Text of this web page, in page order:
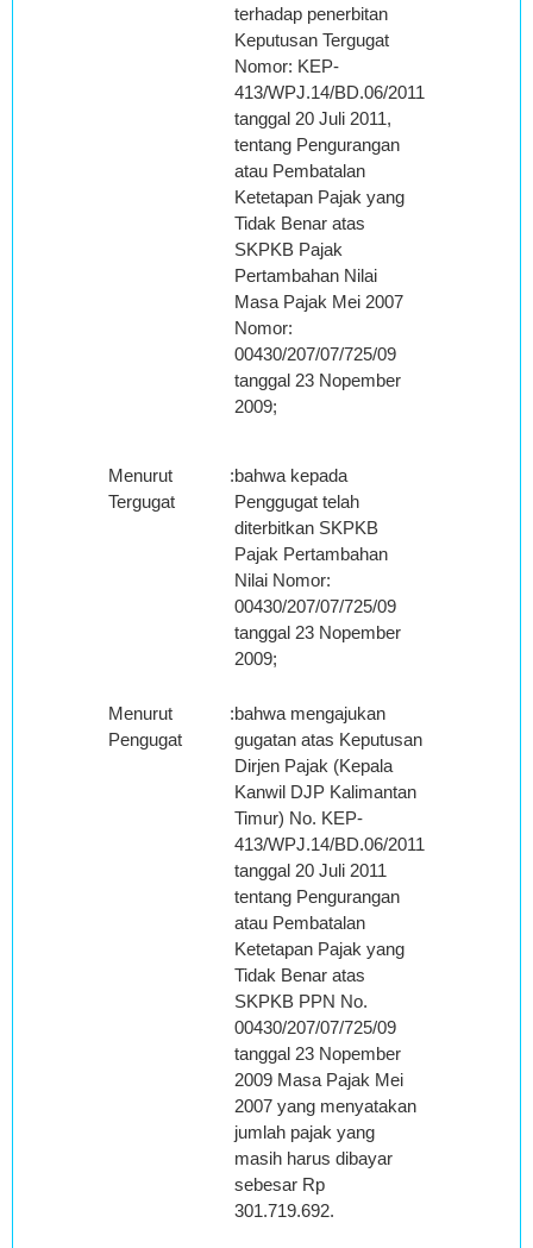
terhadap penerbitan
Keputusan Tergugat
Nomor: KEP-
413/WPJ.14/BD.06/2011
tanggal 20 Juli 2011,
tentang Pengurangan
atau Pembatalan
Ketetapan Pajak yang
Tidak Benar atas
SKPKB Pajak
Pertambahan Nilai
Masa Pajak Mei 2007
Nomor:
00430/207/07/725/09
tanggal 23 Nopember
2009;
Menurut
Tergugat
:bahwa kepada
Penggugat telah
diterbitkan SKPKB
Pajak Pertambahan
Nilai Nomor:
00430/207/07/725/09
tanggal 23 Nopember
2009;
Menurut
Pengugat
:bahwa mengajukan
gugatan atas Keputusan
Dirjen Pajak (Kepala
Kanwil DJP Kalimantan
Timur) No. KEP-
413/WPJ.14/BD.06/2011
tanggal 20 Juli 2011
tentang Pengurangan
atau Pembatalan
Ketetapan Pajak yang
Tidak Benar atas
SKPKB PPN No.
00430/207/07/725/09
tanggal 23 Nopember
2009 Masa Pajak Mei
2007 yang menyatakan
jumlah pajak yang
masih harus dibayar
sebesar Rp
301.719.692.